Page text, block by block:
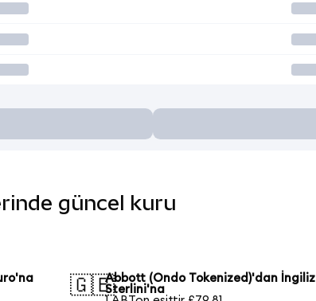
güncel kuru
🇬🇧Abbott (Ondo Tokenized)'dan İngiliz
Sterlini'na